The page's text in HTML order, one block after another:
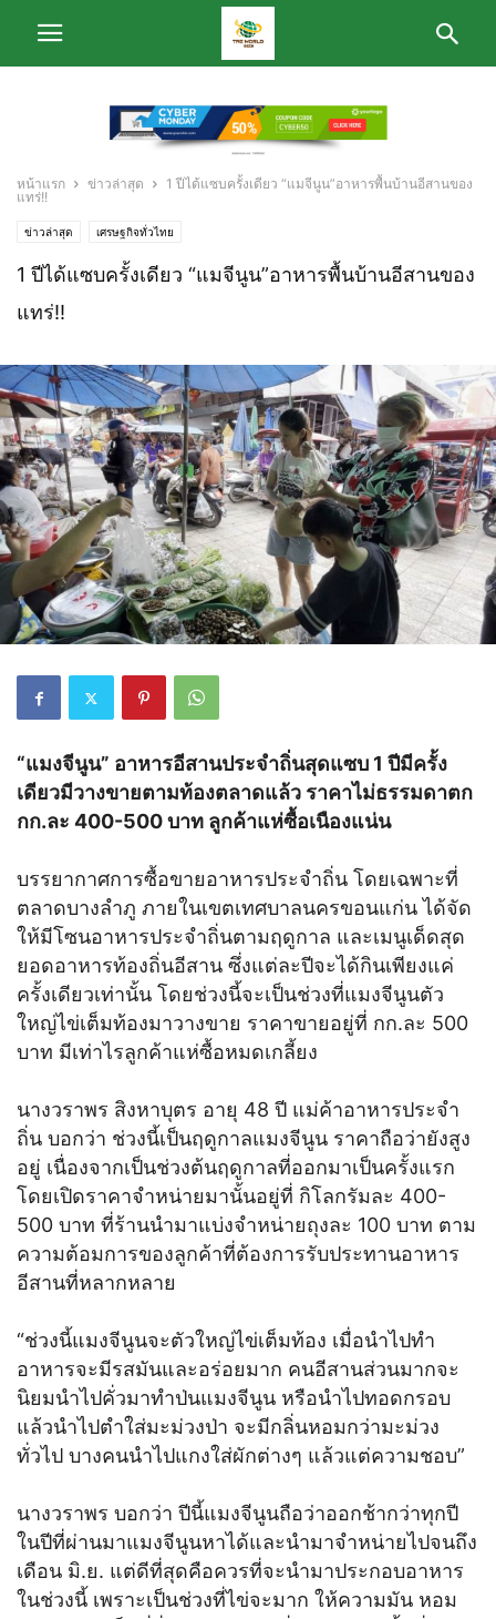
หน้าแรก ข่าวล่าสุด
1 ปีได้แซบครั้งเดียว “แมจีนูน”อาหารพื้นบ้านอีสานของ
แทร่!!
ข่าวล่าสุด เศรษฐกิจทั่วไทย
1 ปีได้แซบครั้งเดียว “แมจีนูน”อาหารพื้นบ้านอีสานของ
แทร่!!
“แมงจีนูน” อาหารอีสานประจำถิ่นสุดแซบ 1 ปีมีครั้ง
เดียวมีวางขายตามท้องตลาดแล้ว ราคาไม่ธรรมดาตก
กก.ละ 400-500 บาท ลูกค้าแห่ซื้อเนืองแน่น
บรรยากาศการซื้อขายอาหารประจำถิ่น โดยเฉพาะที่
ตลาดบางลำภู ภายในเขตเทศบาลนครขอนแก่น ได้จัด
ให้มีโซนอาหารประจำถิ่นตามฤดูกาล และเมนูเด็ดสุด
ยอดอาหารท้องถิ่นอีสาน ซึ่งแต่ละปีจะได้กินเพียงแค่
ครั้งเดียวเท่านั้น โดยช่วงนี้จะเป็นช่วงที่แมงจีนูนตัว
ใหญ่ไข่เต็มท้องมาวางขาย ราคาขายอยู่ที่ กก.ละ 500
บาท มีเท่าไรลูกค้าแห่ซื้อหมดเกลี้ยง
นางวราพร สิงหาบุตร อายุ 48 ปี แม่ค้าอาหารประจำ
ถิ่น บอกว่า ช่วงนี้เป็นฤดูกาลแมงจีนูน ราคาถือว่ายังสูง
อยู่ เนื่องจากเป็นช่วงต้นฤดูกาลที่ออกมาเป็นครั้งแรก
โดยเปิดราคาจำหน่ายมานั้นอยู่ที่ กิโลกรัมละ 400-
500 บาท ที่ร้านนำมาแบ่งจำหน่ายถุงละ 100 บาท ตาม
ความต้อมการของลูกค้าที่ต้องการรับประทานอาหาร
อีสานที่หลากหลาย
“ช่วงนี้แมงจีนูนจะตัวใหญ่ไข่เต็มท้อง เมื่อนำไปทำ
อาหารจะมีรสมันและอร่อยมาก คนอีสานส่วนมากจะ
นิยมนำไปคั่วมาทำป่นแมงจีนูน หรือนำไปทอดกรอบ
แล้วนำไปตำใส่มะม่วงป่า จะมีกลิ่นหอมกว่ามะม่วง
ทั่วไป บางคนนำไปแกงใส่ผักต่างๆ แล้วแต่ความชอบ”
นางวราพร บอกว่า ปีนี้แมงจีนูนถือว่าออกช้ากว่าทุกปี
ในปีที่ผ่านมาแมงจีนูนหาได้และนำมาจำหน่ายไปจนถึง
เดือน มิ.ย. แต่ดีที่สุดคือควรที่จะนำมาประกอบอาหาร
ในช่วงนี้ เพราะเป็นช่วงที่ไข่จะมาก ให้ความมัน หอม